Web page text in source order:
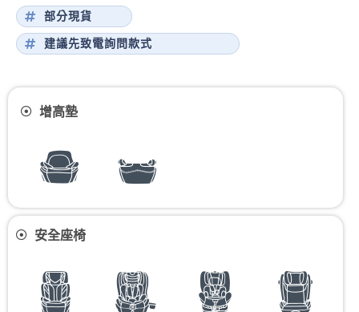
部分現貨
建議先致電詢問款式
增高墊
安全座椅